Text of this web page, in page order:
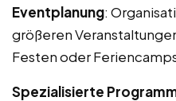
Eventplanung:
größeren
Festen oder
Spezialisierte